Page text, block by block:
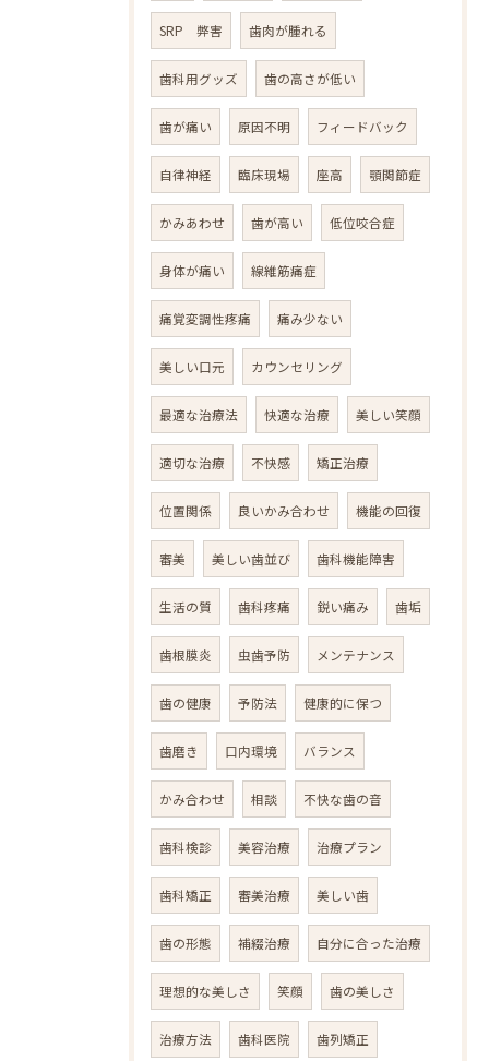
SRP 弊害 歯肉が腫れる
歯科用グッズ 歯の高さが低い
歯が痛い 原因不明 フィードバック
自律神経 臨床現場 座高 顎関節症
かみあわせ 歯が高い 低位咬合症
身体が痛い 線維筋痛症
痛覚変調性疼痛 痛み少ない
美しい口元 カウンセリング
最適な治療法 快適な治療 美しい笑顔
適切な治療 不快感 矯正治療
位置関係 良いかみ合わせ 機能の回復
審美 美しい歯並び 歯科機能障害
生活の質 歯科疼痛 鋭い痛み 歯垢
歯根膜炎 虫歯予防 メンテナンス
歯の健康 予防法 健康的に保つ
歯磨き 口内環境 バランス
かみ合わせ 相談 不快な歯の音
歯科検診 美容治療 治療プラン
歯科矯正 審美治療 美しい歯
歯の形態 補綴治療 自分に合った治療
理想的な美しさ 笑顔 歯の美しさ
治療方法 歯科医院 歯列矯正